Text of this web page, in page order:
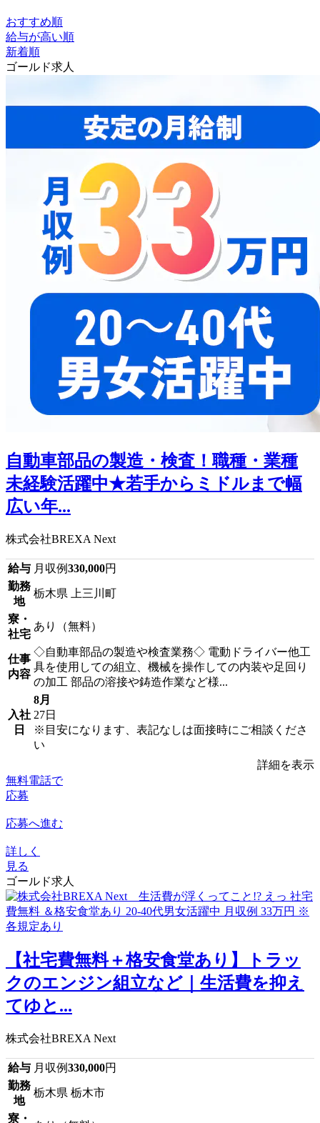
おすすめ順
給与が高い順
新着順
ゴールド求人
自動車部品の製造・検査！職種・業種
未経験活躍中★若手からミドルまで幅
広い年...
株式会社BREXA Next
給与 月収例330,000円
勤務
地
栃木県 上三川町
寮・
社宅
あり（無料）
仕事
内容
◇自動車部品の製造や検査業務◇ 電動ドライバー他工
具を使用しての組立、機械を操作しての内装や足回り
の加工 部品の溶接や鋳造作業など様...
入社
日
8月
27日
※目安になります、表記なしは面接時にご相談くださ
い
詳細を表示
無料電話で
応募
応募へ進む
詳しく
見る
ゴールド求人
【社宅費無料＋格安食堂あり】トラッ
クのエンジン組立など｜生活費を抑え
てゆと...
株式会社BREXA Next
給与 月収例330,000円
勤務
地
栃木県 栃木市
寮・